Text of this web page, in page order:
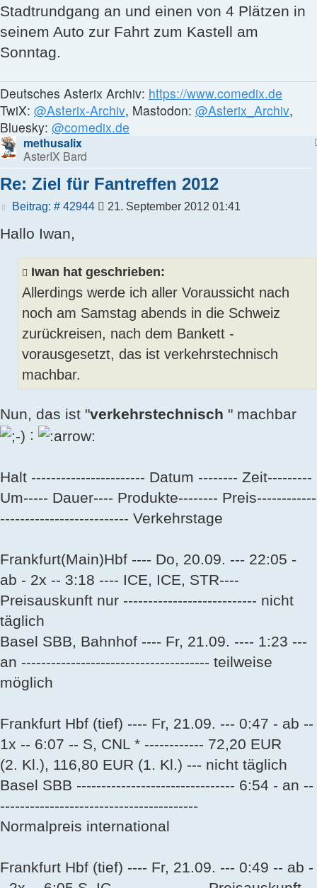
Stadtrundgang an und einen von 4 Plätzen in
seinem Auto zur Fahrt zum Kastell am
Sonntag.
Deutsches Asterix Archiv: https://www.comedix.de
TwiX: @Asterix-Archiv, Mastodon: @Asterix_Archiv,
Bluesky: @comedix.de
methusalix
AsterIX Bard
Re: Ziel für Fantreffen 2012
Beitrag: # 42944Beitrag
21. September 2012 01:41
Hallo Iwan,
Iwan hat geschrieben:
Allerdings werde ich aller Voraussicht nach
noch am Samstag abends in die Schweiz
zurückreisen, nach dem Bankett -
vorausgesetzt, das ist verkehrstechnisch
machbar.
Nun, das ist "verkehrstechnisch " machbar
:
Halt ----------------------- Datum -------- Zeit---------
Um----- Dauer---- Produkte-------- Preis------------
-------------------------- Verkehrstage
Frankfurt(Main)Hbf ---- Do, 20.09. --- 22:05 -
ab - 2x -- 3:18 ---- ICE, ICE, STR----
Preisauskunft nur --------------------------- nicht
täglich
Basel SBB, Bahnhof ---- Fr, 21.09. ---- 1:23 ---
an -------------------------------------- teilweise
möglich
Frankfurt Hbf (tief) ---- Fr, 21.09. --- 0:47 - ab --
1x -- 6:07 -- S, CNL * ------------ 72,20 EUR
(2. Kl.), 116,80 EUR (1. Kl.) --- nicht täglich
Basel SBB -------------------------------- 6:54 - an --
----------------------------------------
Normalpreis international
Frankfurt Hbf (tief) ---- Fr, 21.09. --- 0:49 -- ab -